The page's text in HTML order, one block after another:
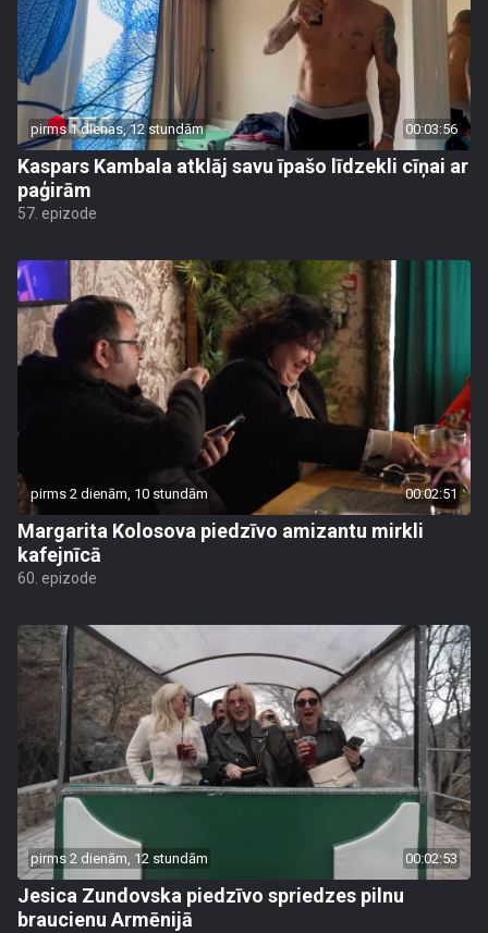
pirms 1 dienas, 12 stundām 00:03:56
Kaspars Kambala atklāj savu īpašo līdzekli cīņai ar
paģirām
57. epizode
pirms 2 dienām, 10 stundām 00:02:51
Margarita Kolosova piedzīvo amizantu mirkli
kafejnīcā
60. epizode
pirms 2 dienām, 12 stundām 00:02:53
Jesica Zundovska piedzīvo spriedzes pilnu
braucienu Armēnijā